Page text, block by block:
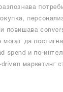
и повишава
могат да
spend и по-
маркетинг